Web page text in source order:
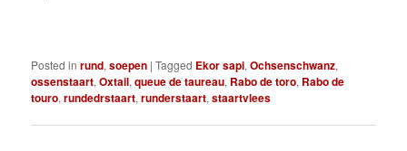
Posted in rund,soepen |Tagged Ekor sapi,Ochsenschwanz,
ossenstaart,Oxtail,queue de taureau, Rabo de toro, Rabo de
touro,rundedrstaart,runderstaart,staartvlees